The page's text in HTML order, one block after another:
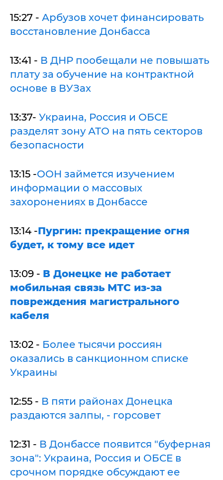
15:27 - Арбузов хочет финансировать
восстановление Донбасса
13:41 - В ДНР пообещали не повышать
плату за обучение на контрактной
основе в ВУЗах
13:37- Украина, Россия и ОБСЕ
разделят зону АТО на пять секторов
безопасности
13:15 -ООН займется изучением
информации о массовых
захоронениях в Донбассе
13:14 -Пургин: прекращение огня
будет, к тому все идет
13:09 - В Донецке не работает
мобильная связь МТС из-за
повреждения магистрального
кабеля
13:02 - Более тысячи россиян
оказались в санкционном списке
Украины
12:55 - В пяти районах Донецка
раздаются залпы, - горсовет
12:31 - В Донбассе появится "буферная
зона": Украина, Россия и ОБСЕ в
срочном порядке обсуждают ее